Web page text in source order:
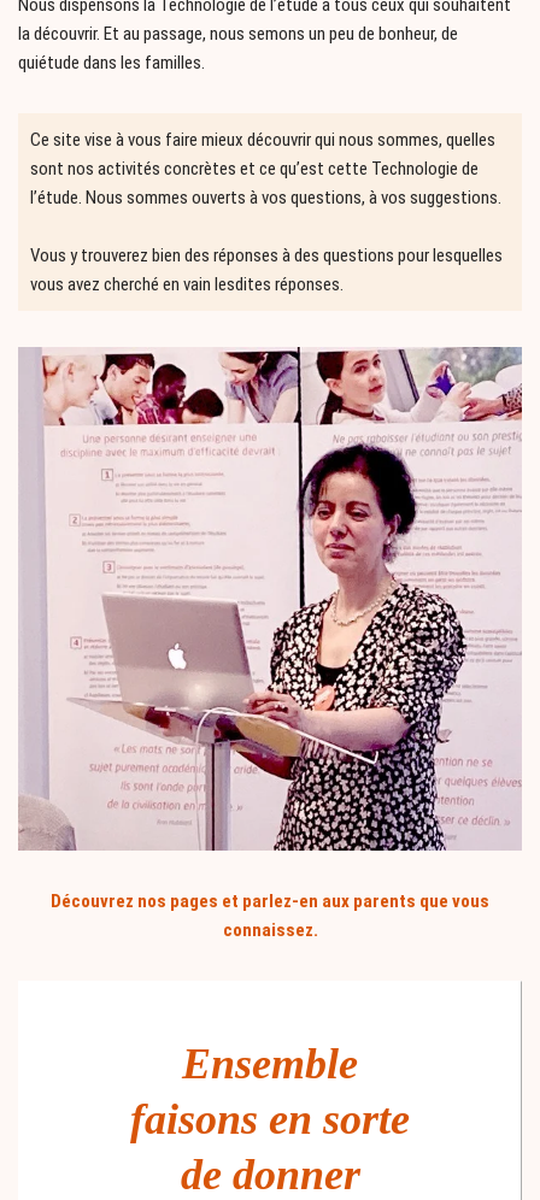
Nous dispensons la Technologie de l’étude à tous ceux qui souhaitent
la découvrir. Et au passage, nous semons un peu de bonheur, de
quiétude dans les familles.
Ce site vise à vous faire mieux découvrir qui nous sommes, quelles
sont nos activités concrètes et ce qu’est cette Technologie de
l’étude. Nous sommes ouverts à vos questions, à vos suggestions.
Vous y trouverez bien des réponses à des questions pour lesquelles
vous avez cherché en vain lesdites réponses.
Découvrez nos pages et parlez-en aux parents que vous
connaissez.
Ensemble
faisons en sorte
de donner